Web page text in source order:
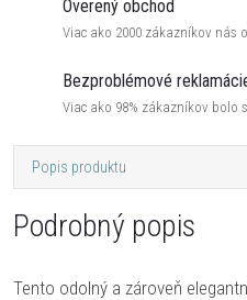
Overený obchod
Viac ako 2000 zákazníkov nás
Bezproblémové
Viac ako 98% zákazníkov bolo
Popis produktu
Podrobný popis
Tento odolný a zároveň